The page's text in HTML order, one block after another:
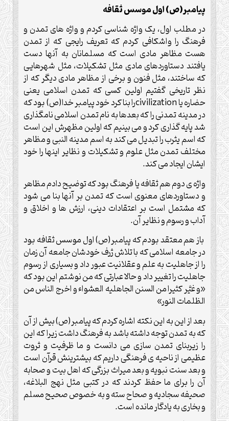
پیامبر(ص) اول موسس ثقافه
در مطلب اول، یک واژه شناسی کردم و واژه های تمدن و
فرهنگ را واشکافی کردم که تعریف رایجی که از تمدن
هست مظاهر مادی است که مسلمانان به آنها دست
یافتند دستاوردهای مادی مثل تشکیلات، مثل شهرهایی
که ساختند، مثل فنون و برخی از مظاهر مادی دیگر که از
نظر تاریخی گفتیم اولین کسی که تمدن اسلامی یعنی
حضاره یاcivilizationرا بنا کرد خود پیامبر خدا(ص) بود که
در مدینه تمدنی را که بعدها به نام تمدن اسلامی نامگذاری
شد پایه گذاری کرد و می بینیم که اولین مظهرش این است
که اسم یثرب را تبدیل می کند به اسم مدینه النبی و مظاهر
مختلف تمدن مثل علوم و تشکیلات و نظایر اینها را خود
ایشان ایجاد می کند.
واژه ی دوم هم ثقافه یا فرهنگ بود که توضیح دادم مظاهر
و دستاوردهای معنوی است که تمدن بر آنها بنا می شود
که مشتمل است بر اعتقادات دینی، ارزش ها و اخلاق و
آداب و رسوم و نظایر آن.
باز هم معتقد بودم که پیامبر(ص) اول موسس ثقافه بود
در جامعه اسلامی که با تلاش ژرف خودشان جامعه آن زمان
را از جاهلیت به علم و عقلانیت عبور داد و بسیاری از رسوم
جاهلیت را تغییر داد و حالا عبارتی که من نوشتم این بود که
«و غیَّر کثیرا من السنن الجاهلیه العشواء و اخرج الناس من
الظلمات النور»
بعد از این به این نکته اشاره کردم که پیامبر(ص) بیش از آن
که به تمدن توجه داشته باشد به فرهنگ داشت زیرا که این
را زیربنای تمدن سازی می دانست و ما ظرفیت و ثروت
عظیمی از ناحیه ی فرهنگی داریم که بیشترینش قرآن است
و بعد سنت نبویه و بعد میراث بزرگی که اهل بیت و صحابه
آن را برای ما حفظ کردند که در کتبی مثل نهج البلاغه،
صحیفه سجادیه و صحاح سته و به خصوص صحیح مسلم
و بخاری به یادگار مانده است.